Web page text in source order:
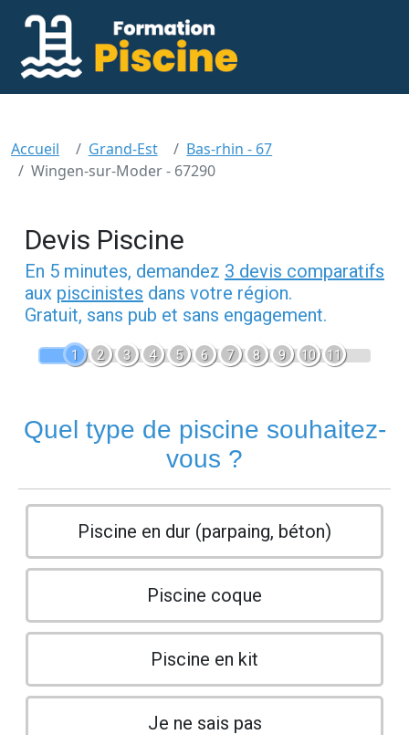
Accueil Grand-Est
Bas-rhin - 67
Wingen-sur-Moder - 67290
Devis Piscine
En 5 minutes, demandez 3 devis comparatifs
aux piscinistes dans votre région.
Gratuit, sans pub et sans engagement.
1 2 3 4 5 6 7 8 9 10 11
Quel type de piscine souhaitez-
vous ?
Piscine en dur (parpaing, béton)
Piscine coque
Piscine en kit
Je ne sais pas